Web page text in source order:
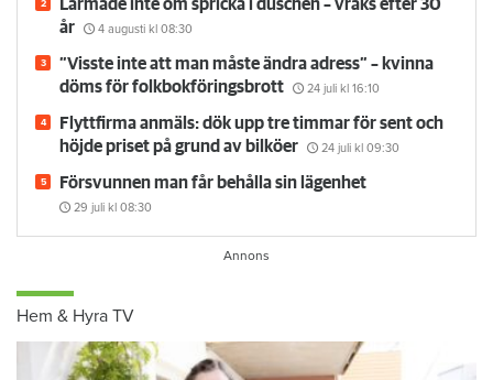
Larmade inte om spricka i duschen – vräks efter 30
år
4 augusti kl 08:30
”Visste inte att man måste ändra adress” – kvinna
döms för folkbokföringsbrott
24 juli kl 16:10
Flyttfirma anmäls: dök upp tre timmar för sent och
höjde priset på grund av bilköer
24 juli kl 09:30
Försvunnen man får behålla sin lägenhet
29 juli kl 08:30
Hem & Hyra TV